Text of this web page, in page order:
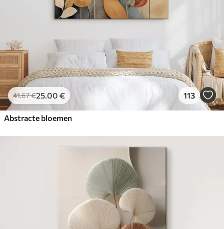
41.67€25.00 € 113
Abstracte bloemen